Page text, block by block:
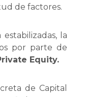
de factores.
la
por parte de
Equity.
de Capital